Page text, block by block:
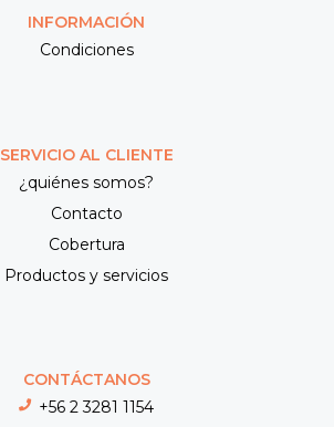
INFORMACIÓN
Condiciones
SERVICIO AL CLIENTE
¿quiénes somos?
Contacto
Cobertura
Productos y servicios
CONTÁCTANOS
+56 2 3281 1154